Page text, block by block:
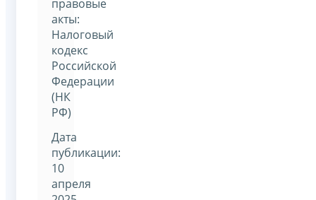
правовые
акты:
Налоговый
кодекс
Российской
Федерации
(НК
РФ)
Дата
публикации:
10
апреля